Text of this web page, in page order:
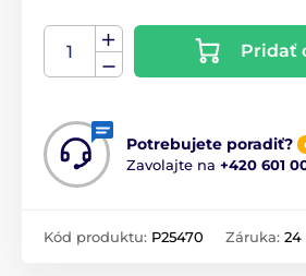
Pridať
Potrebujete poradiť?
Zavolajte na +420 601
Kód produktu: P25470 Záruka: 24